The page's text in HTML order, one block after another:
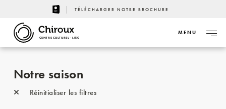
TÉLÉCHARGER NOTRE BROCHURE
CENTRE CULTUREL - LIÈGE
MENU
Notre saison
Réinitialiser les filtres